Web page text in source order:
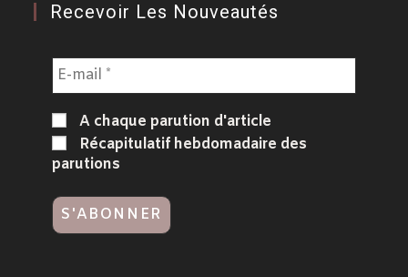
Recevoir Les Nouveautés
A chaque parution d'article
Récapitulatif hebdomadaire des
parutions